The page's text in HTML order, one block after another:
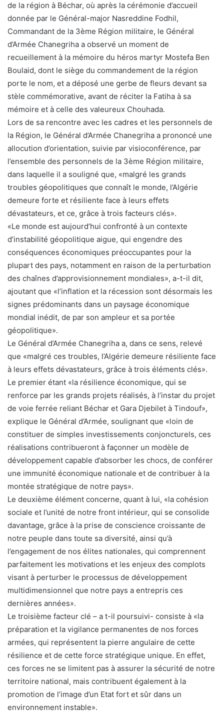
de la région à Béchar, où après la cérémonie d’accueil
donnée par le Général-major Nasreddine Fodhil,
Commandant de la 3ème Région militaire, le Général
d’Armée Chanegriha a observé un moment de
recueillement à la mémoire du héros martyr Mostefa Ben
Boulaid, dont le siège du commandement de la région
porte le nom, et a déposé une gerbe de fleurs devant sa
stèle commémorative, avant de réciter la Fatiha à sa
mémoire et à celle des valeureux Chouhada.
Lors de sa rencontre avec les cadres et les personnels de
la Région, le Général d’Armée Chanegriha a prononcé une
allocution d’orientation, suivie par visioconférence, par
l’ensemble des personnels de la 3ème Région militaire,
dans laquelle il a souligné que, «malgré les grands
troubles géopolitiques que connaît le monde, l’Algérie
demeure forte et résiliente face à leurs effets
dévastateurs, et ce, grâce à trois facteurs clés».
«Le monde est aujourd’hui confronté à un contexte
d’instabilité géopolitique aigue, qui engendre des
conséquences économiques préoccupantes pour la
plupart des pays, notamment en raison de la perturbation
des chaînes d’approvisionnement mondiales», a-t-il dit,
ajoutant que «l’inflation et la récession sont désormais les
signes prédominants dans un paysage économique
mondial inédit, de par son ampleur et sa portée
géopolitique».
Le Général d’Armée Chanegriha a, dans ce sens, relevé
que «malgré ces troubles, l’Algérie demeure résiliente face
à leurs effets dévastateurs, grâce à trois éléments clés».
Le premier étant «la résilience économique, qui se
renforce par les grands projets réalisés, à l’instar du projet
de voie ferrée reliant Béchar et Gara Djebilet à Tindouf»,
explique le Général d’Armée, soulignant que «loin de
constituer de simples investissements conjoncturels, ces
réalisations contribueront à façonner un modèle de
développement capable d’absorber les chocs, de conférer
une immunité économique nationale et de contribuer à la
montée stratégique de notre pays».
Le deuxième élément concerne, quant à lui, «la cohésion
sociale et l’unité de notre front intérieur, qui se consolide
davantage, grâce à la prise de conscience croissante de
notre peuple dans toute sa diversité, ainsi qu’à
l’engagement de nos élites nationales, qui comprennent
parfaitement les motivations et les enjeux des complots
visant à perturber le processus de développement
multidimensionnel que notre pays a entrepris ces
dernières années».
Le troisième facteur clé – a t-il poursuivi- consiste à «la
préparation et la vigilance permanentes de nos forces
armées, qui représentent la pierre angulaire de cette
résilience et de cette force stratégique unique. En effet,
ces forces ne se limitent pas à assurer la sécurité de notre
territoire national, mais contribuent également à la
promotion de l’image d’un Etat fort et sûr dans un
environnement instable».